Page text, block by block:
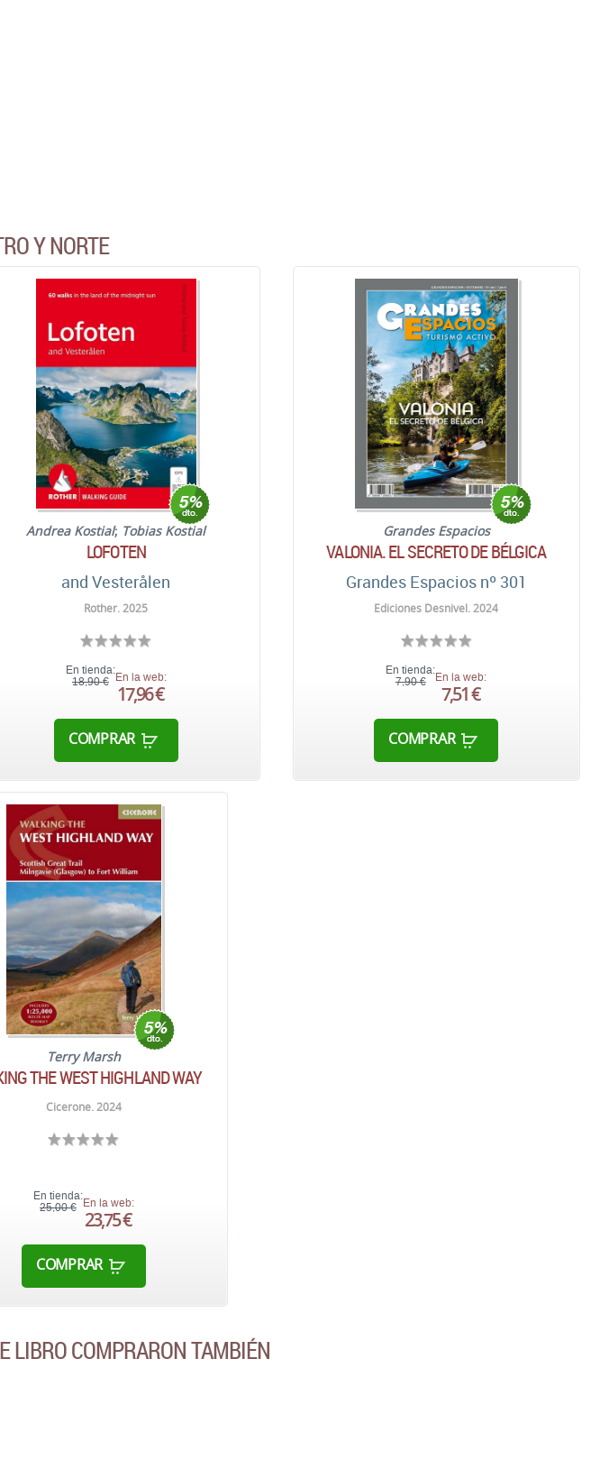
Y NORTE
Andrea Kostial; Tobias Kostial
LOFOTEN
and Vesterålen
Rother. 2025
En tienda:
18,90 € En la web:
17,96 €
COMPRAR
Grandes Espacios
VALONIA. EL SECRETO DE BÉLGICA
Grandes Espacios nº 301
Ediciones Desnivel. 2024
En tienda:
7,90 €
En la web:
7,51 €
COMPRAR
Terry Marsh
THE WEST HIGHLAND WAY
Cicerone. 2024
En tienda:
25,00 € En la web:
23,75 €
COMPRAR
LIBRO COMPRARON TAMBIÉN